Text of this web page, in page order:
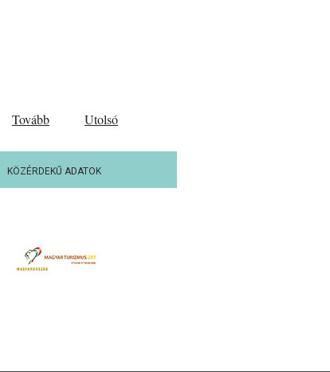
Tovább Utolsó
KÖZÉRDEKŰ ADATOK